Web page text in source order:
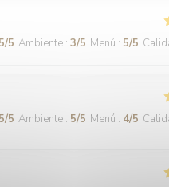
5/5 Ambiente : 3/5 Menú : 5/5
5/5 Ambiente : 5/5 Menú : 4/5